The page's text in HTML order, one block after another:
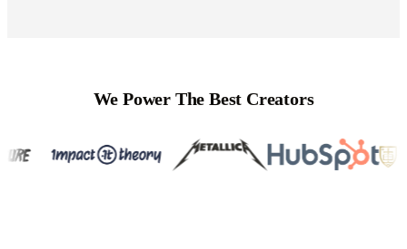
We Power The Best Creators